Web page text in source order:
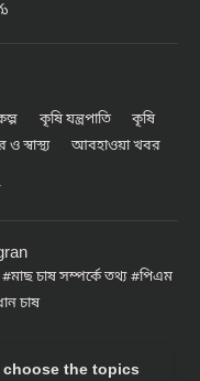
কৃষি যন্ত্রপাতি
কৃষি
ও স্বাস্থ্য
আবহাওয়া খবর
মাছ চাষ সম্পর্কে তথ্য
পিএম
চাষ
the topics